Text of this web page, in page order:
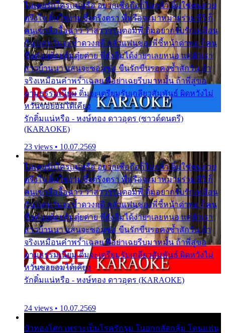
ไม่เคยรักใครแน่หรือ อยากเชื่อถือก็ไม่กล้า ติ๋มใช่คนสวย
ตรึงใจ ติ๋มใช่งามซึ้งตรึงตรา พี่หรือจะมาหมายร่วมชีวี ก็
คนเขาลืออื้อฉาว ว่าสาวๆรุมตอมพี่ ติ๋มอยากรับรักเหมือน
กัน แต่หวั่นจะช้ำดวงฤดี กลัวแฟนของพี่ชี้หน้าด่าทอ ก็คน
ชื่อต๋อยต้อยตุ้มตุ๋ยต่าย พี่ยังลืมได้ง่ายๆเลยหนอ แค่ตัวเรา
สาวบ้านนา แสนจะซอมซ่อ ขืนรักขืนรอคงช้ำสักวัน ถ้า
จริงเหมือนคำพร่ำเฉลย พี่อย่าเฉยรีบมาหมั้น ถ้าพี่สู่ขอ
ตามธรรมเนียม ติ๋มจะเตรียมรับเกลียวสัมพันธ์ ผิดหวังไม่
หวั่นขอยอมได้เคียง
รักติ๋มแน่หรือ - หงษ์ทอง ดาวอุดร (ซาวด์ดนตรี)
(KARAOKE)
23 views • 10.07.2569
ไม่เคยรักใครแน่หรือ อยากเชื่อถือก็ไม่กล้า ติ๋มใช่คนสวย
ตรึงใจ ติ๋มใช่งามซึ้งตรึงตรา พี่หรือจะมาหมายร่วมชีวี ก็
คนเขาลืออื้อฉาว ว่าสาวๆรุมตอมพี่ ติ๋มอยากรับรักเหมือน
กัน แต่หวั่นจะช้ำดวงฤดี กลัวแฟนของพี่ชี้หน้าด่าทอ ก็คน
ชื่อต๋อยต้อยตุ้มตุ๋ยต่าย พี่ยังลืมได้ง่ายๆเลยหนอ แค่ตัวเรา
สาวบ้านนา แสนจะซอมซ่อ ขืนรักขืนรอคงช้ำสักวัน ถ้า
จริงเหมือนคำพร่ำเฉลย พี่อย่าเฉยรีบมาหมั้น ถ้าพี่สู่ขอ
ตามธรรมเนียม ติ๋มจะเตรียมรับเกลียวสัมพันธ์ ผิดหวังไม่
หวั่นขอยอมได้เคียง
รักติ๋มแน่หรือ - หงษ์ทอง ดาวอุดร (KARAOKE)
24 views • 10.07.2569
บัวทองโศก เพราะเป็นโรครักรุม ในอกกลัดกลุ้ม โดนแฟน